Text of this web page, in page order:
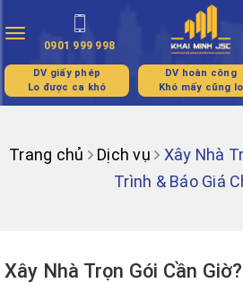
Toggle
navigation
0901 999 998
DV giấy phép
Lo được ca khó
DV hoàn công
Khó mấy cũng lo
Trang chủ Dịch vụ
Xây Nhà
Trình & Báo Giá
Xây Nhà Trọn Gói Cần